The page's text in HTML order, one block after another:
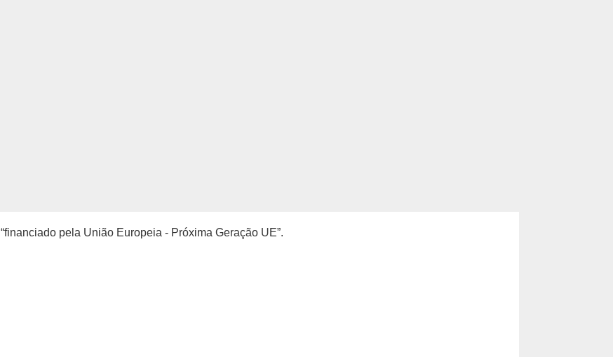
“financiado pela União Europeia - Próxima Geração UE”.